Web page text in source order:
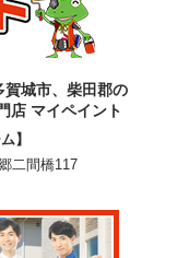
賀城市、柴田郡の
店 マイペイント
】
二間橋117